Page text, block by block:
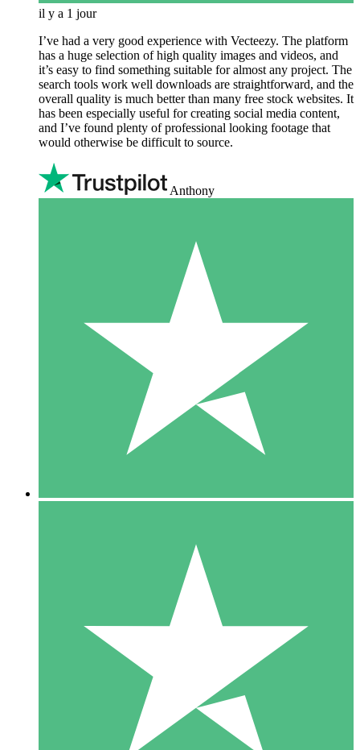
il y a 1 jour
I’ve had a very good experience with Vecteezy. The platform
has a huge selection of high quality images and videos, and
it’s easy to find something suitable for almost any project. The
search tools work well downloads are straightforward, and the
overall quality is much better than many free stock websites. It
has been especially useful for creating social media content,
and I’ve found plenty of professional looking footage that
would otherwise be difficult to source.
Anthony